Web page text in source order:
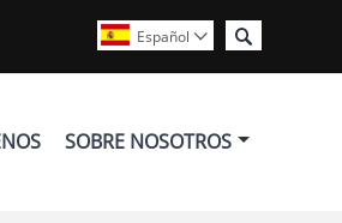

Español 
SOBRE NOSOTROS